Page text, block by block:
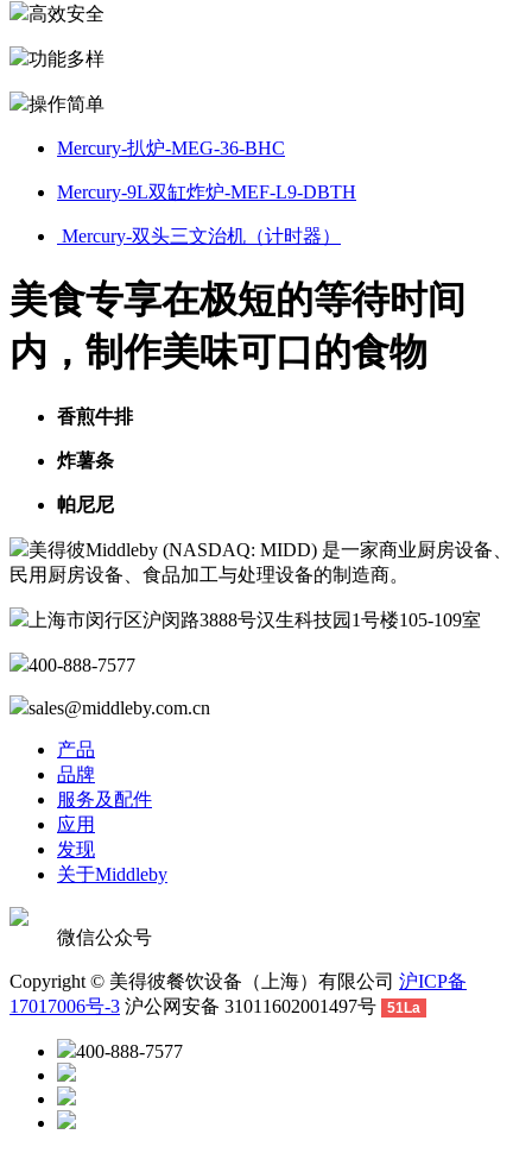
高效安全
功能多样
操作简单
Mercury-扒炉-MEG-36-BHC
Mercury-9L双缸炸炉-MEF-L9-DBTH
Mercury-双头三文治机（计时器）
美食专享在极短的等待时间
内，制作美味可口的食物
香煎牛排
炸薯条
帕尼尼
美得彼Middleby (NASDAQ: MIDD) 是一家商业厨房设备、
民用厨房设备、食品加工与处理设备的制造商。
上海市闵行区沪闵路3888号汉生科技园1号楼105-109室
400-888-7577
sales@middleby.com.cn
产品
品牌
服务及配件
应用
发现
关于Middleby
微信公众号
Copyright © 美得彼餐饮设备（上海）有限公司 沪ICP备
17017006号-3 沪公网安备 31011602001497号 51La
400-888-7577